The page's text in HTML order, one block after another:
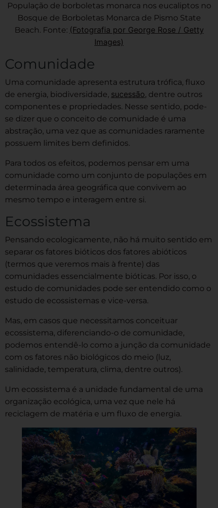
População de borboletas monarca nos eucaliptos no
Bosque de Borboletas Monarca de Pismo State
Beach. Fonte: (Fotografia por George Rose / Getty
Images)
Comunidade
Uma comunidade apresenta estrutura trófica, fluxo
de energia, biodiversidade, sucessão, dentre outros
componentes e propriedades. Nesse sentido, pode-
se dizer que o conceito de comunidade é uma
abstração, uma vez que as comunidades raramente
possuem limites bem definidos.
Para todos os efeitos, podemos pensar em uma
comunidade como um conjunto de populações em
determinada área geográfica que convivem ao
mesmo tempo e interagem entre si.
Ecossistema
Pensando ecologicamente, não há muito sentido em
separar os fatores bióticos dos fatores abióticos
(termos que veremos mais à frente) das
comunidades essencialmente bióticas. Por isso, o
estudo de comunidades pode ser entendido como o
estudo de ecossistemas e vice-versa.
Mas, em casos que necessitamos conceituar
ecossistema, diferenciando-o de comunidade,
podemos entendê-lo como a junção da comunidade
com os fatores não biológicos do meio (luz,
salinidade, temperatura, clima, dentre outros).
Um ecossistema é a unidade fundamental de uma
organização ecológica, uma vez que nele há
reciclagem de matéria e um fluxo de energia.